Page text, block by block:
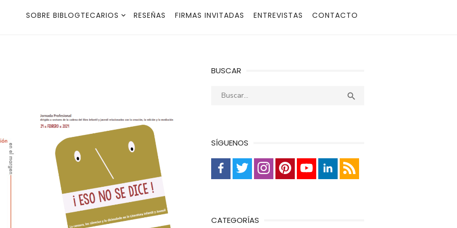
SOBRE BIBLOGTECARIOS RESEÑAS FIRMAS INVITADAS ENTREVISTAS CONTACTO
BUSCAR
Buscar: 
SÍGUENOS
CATEGORÍAS